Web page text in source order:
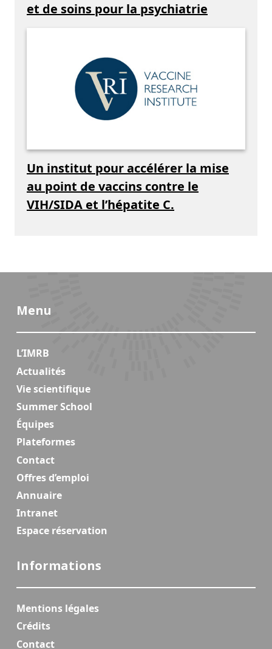
et de soins pour la psychiatrie
Un institut pour accélérer la mise
au point de vaccins contre le
VIH/SIDA et l’hépatite C.
Menu
L’IMRB
Actualités
Vie scientifique
Summer School
Équipes
Plateformes
Contact
Offres d’emploi
Annuaire
Intranet
Espace réservation
Informations
Mentions légales
Crédits
Contact